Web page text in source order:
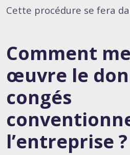
Cette procédure se fera
Comment
œuvre le
congés
l’entreprise ?